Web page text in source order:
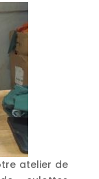
atelier de